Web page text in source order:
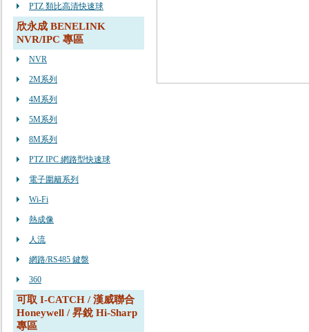
PTZ 類比高清快速球
欣永成 BENELINK
NVR/IPC 專區
NVR
2M系列
4M系列
5M系列
8M系列
PTZ IPC 網路型快速球
電子圍籬系列
Wi-Fi
熱成像
人流
網路/RS485 鍵盤
360
可取 I-CATCH / 漢威聯合
Honeywell / 昇銳 Hi-Sharp
專區